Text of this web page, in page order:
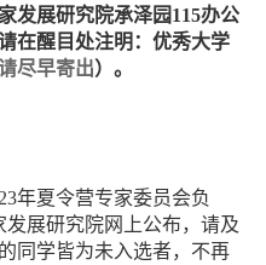
发展研究院承泽园115办公
在醒目处注明：优秀大学
尽早寄出）。
夏令营专家委员会负
展研究院网上公布，请及
同学皆为未入选者，不再